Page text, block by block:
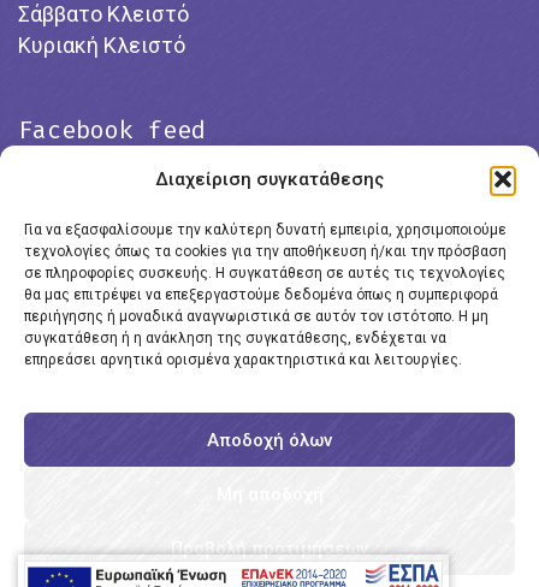
Διαχείριση συγκατάθεσης
Για να εξασφαλίσουμε την καλύτερη δυνατή εμπειρία, χρησιμοποιούμε
τεχνολογίες όπως τα cookies για την αποθήκευση ή/και την πρόσβαση
σε πληροφορίες συσκευής. Η συγκατάθεση σε αυτές τις τεχνολογίες
θα μας επιτρέψει να επεξεργαστούμε δεδομένα όπως η συμπεριφορά
περιήγησης ή μοναδικά αναγνωριστικά σε αυτόν τον ιστότοπο. Η μη
συγκατάθεση ή η ανάκληση της συγκατάθεσης, ενδέχεται να
επηρεάσει αρνητικά ορισμένα χαρακτηριστικά και λειτουργίες.
Αποδοχή όλων
Προβολή προτιμήσεων
Σάββατο Κλειστό
Κυριακή Κλειστό
Facebook feed
Click to accept marketing cookies and